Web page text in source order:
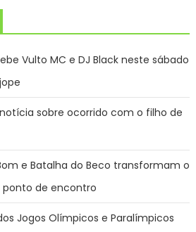
Vulto MC e DJ Black neste sábado
sobre ocorrido com o filho de
e Batalha do Beco transformam o
de encontro
Jogos Olímpicos e Paralímpicos